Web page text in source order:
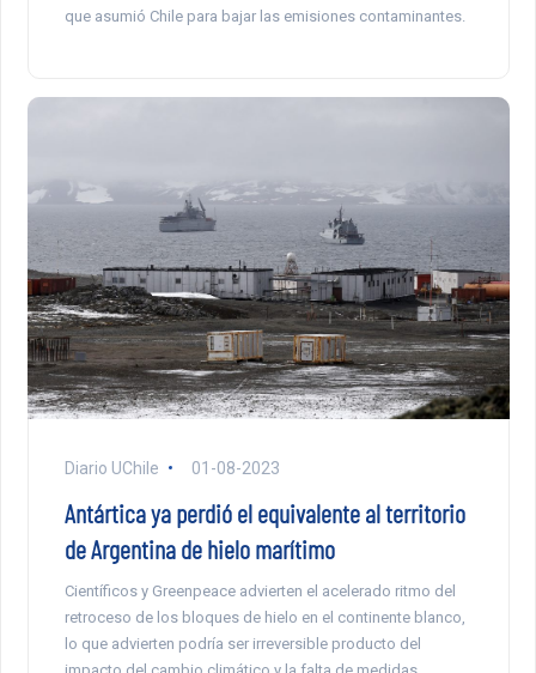
que asumió Chile para bajar las emisiones contaminantes.
Diario UChile 01-08-2023
Antártica ya perdió el equivalente al territorio
de Argentina de hielo marítimo
Científicos y Greenpeace advierten el acelerado ritmo del
retroceso de los bloques de hielo en el continente blanco,
lo que advierten podría ser irreversible producto del